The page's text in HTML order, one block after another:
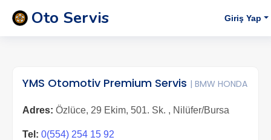
Oto Servis Giriş Yap
YMS Otomotiv Premium Servis | BMW HONDA
Adres: Özlüce, 29 Ekim, 501. Sk. , Nilüfer/Bursa
Tel: 0(554) 254 15 92